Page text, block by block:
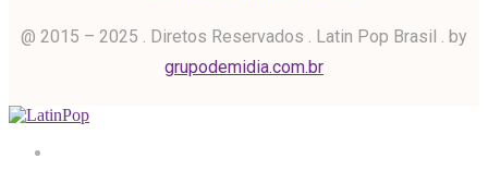
@ 2015 – 2025 . Diretos Reservados . Latin Pop Brasil . by
grupodemidia.com.br